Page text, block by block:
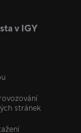
v IGY
stránek